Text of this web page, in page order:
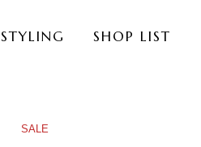
STYLING SHOP LIST
SALE